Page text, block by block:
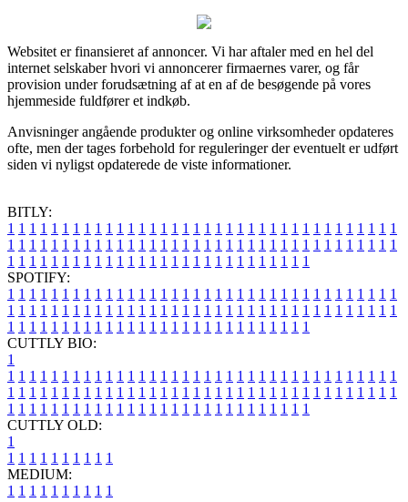
Websitet er finansieret af annoncer. Vi har aftaler med en hel del
internet selskaber hvori vi annoncerer firmaernes varer, og får
provision under forudsætning af at en af de besøgende på vores
hjemmeside fuldfører et indkøb.
Anvisninger angående produkter og online virksomheder opdateres
ofte, men der tages forbehold for reguleringer der eventuelt er udført
siden vi nyligst opdaterede de viste informationer.
BITLY:
1 1 1 1 1 1 1 1 1 1 1 1 1 1 1 1 1 1 1 1 1 1 1 1 1 1 1 1 1 1 1 1 1 1 1 1
1 1 1 1 1 1 1 1 1 1 1 1 1 1 1 1 1 1 1 1 1 1 1 1 1 1 1 1 1 1 1 1 1 1 1 1
1 1 1 1 1 1 1 1 1 1 1 1 1 1 1 1 1 1 1 1 1 1 1 1 1 1 1 1
SPOTIFY:
1 1 1 1 1 1 1 1 1 1 1 1 1 1 1 1 1 1 1 1 1 1 1 1 1 1 1 1 1 1 1 1 1 1 1 1
1 1 1 1 1 1 1 1 1 1 1 1 1 1 1 1 1 1 1 1 1 1 1 1 1 1 1 1 1 1 1 1 1 1 1 1
1 1 1 1 1 1 1 1 1 1 1 1 1 1 1 1 1 1 1 1 1 1 1 1 1 1 1 1
CUTTLY BIO:
1
1 1 1 1 1 1 1 1 1 1 1 1 1 1 1 1 1 1 1 1 1 1 1 1 1 1 1 1 1 1 1 1 1 1 1 1
1 1 1 1 1 1 1 1 1 1 1 1 1 1 1 1 1 1 1 1 1 1 1 1 1 1 1 1 1 1 1 1 1 1 1 1
1 1 1 1 1 1 1 1 1 1 1 1 1 1 1 1 1 1 1 1 1 1 1 1 1 1 1 1
CUTTLY OLD:
1
1 1 1 1 1 1 1 1 1 1
MEDIUM:
1 1 1 1 1 1 1 1 1 1